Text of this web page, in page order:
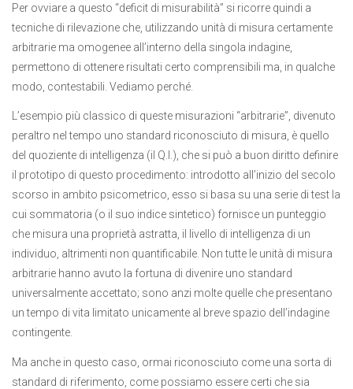
Per ovviare a questo “deficit di misurabilità” si ricorre quindi a
tecniche di rilevazione che, utilizzando unità di misura certamente
arbitrarie ma omogenee all’interno della singola indagine,
permettono di ottenere risultati certo comprensibili ma, in qualche
modo, contestabili. Vediamo perché.
L’esempio più classico di queste misurazioni “arbitrarie”, divenuto
peraltro nel tempo uno standard riconosciuto di misura, è quello
del quoziente di intelligenza (il Q.I.), che si può a buon diritto definire
il prototipo di questo procedimento: introdotto all’inizio del secolo
scorso in ambito psicometrico, esso si basa su una serie di test la
cui sommatoria (o il suo indice sintetico) fornisce un punteggio
che misura una proprietà astratta, il livello di intelligenza di un
individuo, altrimenti non quantificabile. Non tutte le unità di misura
arbitrarie hanno avuto la fortuna di divenire uno standard
universalmente accettato; sono anzi molte quelle che presentano
un tempo di vita limitato unicamente al breve spazio dell’indagine
contingente.
Ma anche in questo caso, ormai riconosciuto come una sorta di
standard di riferimento, come possiamo essere certi che sia